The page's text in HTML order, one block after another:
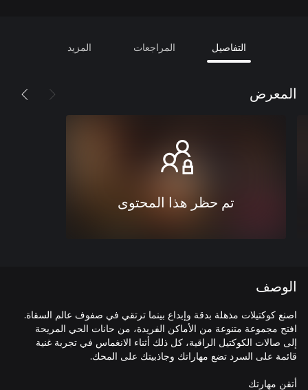
التفاصيل المراجعات المزيد
المعرض
تم حظر هذا المحتوى
الوصف
اصنع كوكتيلات مذهلة بدقة وإبداع بينما ترتقي في صفوف عالم السقاة.
افتح مجموعة متنوعة من الأماكن الفريدة، من حانات الحي المريحة
إلى صالات الكوكتيل الراقية، كل ذلك أثناء الانغماس في تجربة غنية